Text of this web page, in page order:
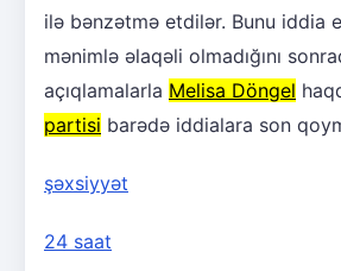
ilə bənzətmə etdilər. Bunu iddia
mənimlə əlaqəli olmadığını
açıqlamalarla Melisa Döngel
partisi barədə iddialara son
şəxsiyyət
24 saat